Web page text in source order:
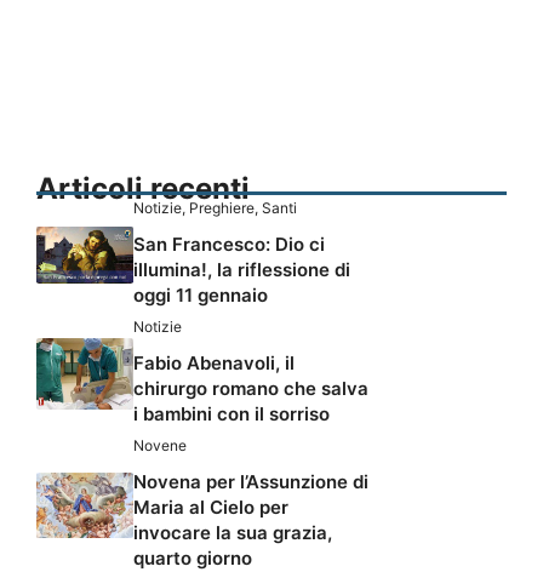
Articoli recenti
Notizie, Preghiere, Santi
San Francesco: Dio ci
illumina!, la riflessione di
oggi 11 gennaio
Notizie
Fabio Abenavoli, il
chirurgo romano che salva
i bambini con il sorriso
Novene
Novena per l’Assunzione di
Maria al Cielo per
invocare la sua grazia,
quarto giorno